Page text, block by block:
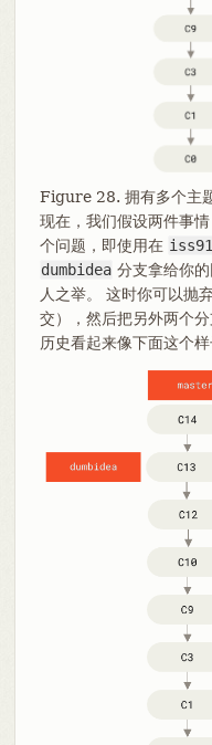
Figure 28. 拥有多个主
现在，我们假设两件事
个问题，即使用在
dumbidea 分支拿给你
人之举。 这时你可以抛
交），然后把另外两个
历史看起来像下面这个样